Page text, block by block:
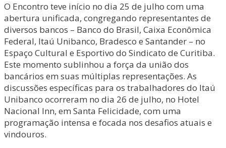
O Encontro teve início no dia 25 de julho com uma
abertura unificada, congregando representantes de
diversos bancos – Banco do Brasil, Caixa Econômica
Federal, Itaú Unibanco, Bradesco e Santander – no
Espaço Cultural e Esportivo do Sindicato de Curitiba.
Este momento sublinhou a força da união dos
bancários em suas múltiplas representações. As
discussões específicas para os trabalhadores do Itaú
Unibanco ocorreram no dia 26 de julho, no Hotel
Nacional Inn, em Santa Felicidade, com uma
programação intensa e focada nos desafios atuais e
vindouros.